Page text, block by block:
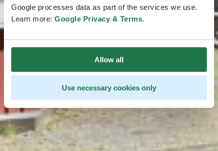
Google processes data as part of the services we use.
Learn more: Google Privacy & Terms.
Allow all
Use necessary cookies only